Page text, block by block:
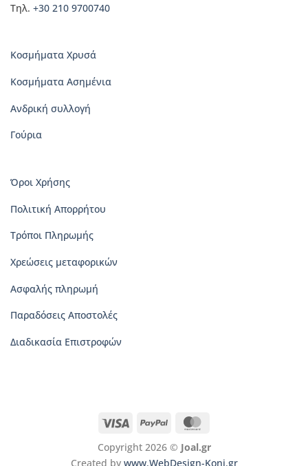
Τηλ. +30 210 9700740
Κοσμήματα Χρυσά
Κοσμήματα Ασημένια
Ανδρική συλλογή
Γούρια
Όροι Χρήσης
Πολιτική Απορρήτου
Τρόποι Πληρωμής
Χρεώσεις μεταφορικών
Ασφαλής πληρωμή
Παραδόσεις Αποστολές
Διαδικασία Επιστροφών
Visa PayPal
Copyright 2026 © Joal.gr
Created by www.WebDesign-Koni.gr